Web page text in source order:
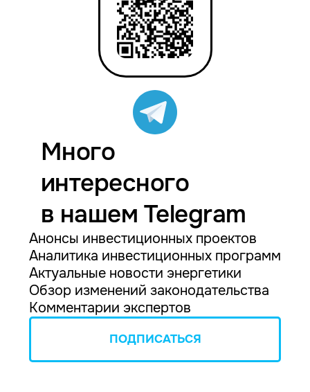
Много
интересного
в нашем Telegram
Анонсы инвестиционных проектов
Аналитика инвестиционных программ
Актуальные новости энергетики
Обзор изменений законодательства
Комментарии экспертов
ПОДПИСАТЬСЯ